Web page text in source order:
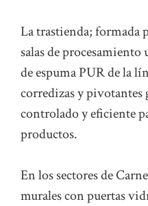
La trastienda; formada
salas de
de espuma PUR de la
corredizas y
controlado y eficiente
productos.
En los sectores de
murales con puertas